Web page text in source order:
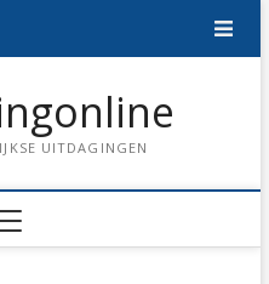
UITDAGINGEN